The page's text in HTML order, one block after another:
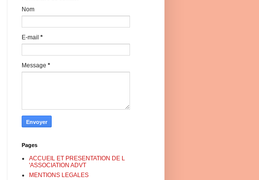
Nom
E-mail *
Message *
Pages
ACCUEIL ET PRESENTATION DE L
'ASSOCIATION ADVT
MENTIONS LEGALES